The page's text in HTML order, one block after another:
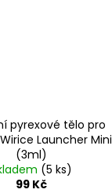
pyrexové tělo pro
Launcher Mini
(3ml)
(5 ks)
99 Kč